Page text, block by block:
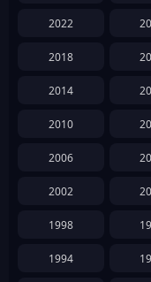
2022
2018
2014
2010
2006
2002
1998
1994